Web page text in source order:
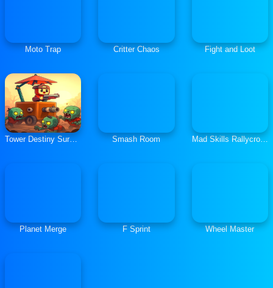
Moto Trap Critter Chaos Fight and Loot
Tower Destiny Survive Smash Room Mad Skills Rallycross
Planet Merge F Sprint Wheel Master